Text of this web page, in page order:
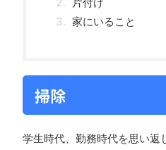
家にいること
掃除
学生時代、勤務時代を思い返